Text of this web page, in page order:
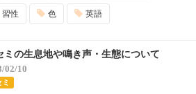
習性 色 英語
ミの生息地や鳴き声・生態について
02/10